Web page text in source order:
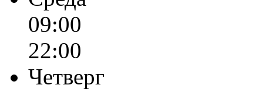
09:00
22:00
Четверг